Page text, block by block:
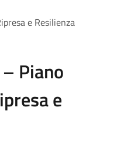
e Resilienza
Piano
e